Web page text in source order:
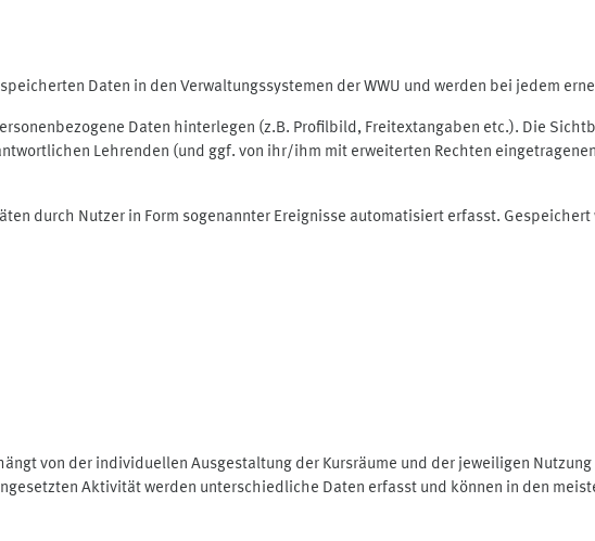
Daten in den Verwaltungssystemen der WWU und werden bei jedem
Daten hinterlegen (z.B. Profilbild, Freitextangaben etc.). Die
Lehrenden (und ggf. von ihr/ihm mit erweiterten Rechten
durch Nutzer in Form sogenannter Ereignisse automatisiert erfasst. Gespeichert
von der individuellen Ausgestaltung der Kursräume und der jeweiligen
Aktivität werden unterschiedliche Daten erfasst und können in den